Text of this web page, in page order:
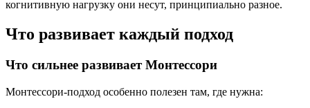
когнитивную нагрузку они несут, принципиально разное.
Что развивает каждый подход
Что сильнее развивает Монтессори
Монтессори-подход особенно полезен там, где нужна: